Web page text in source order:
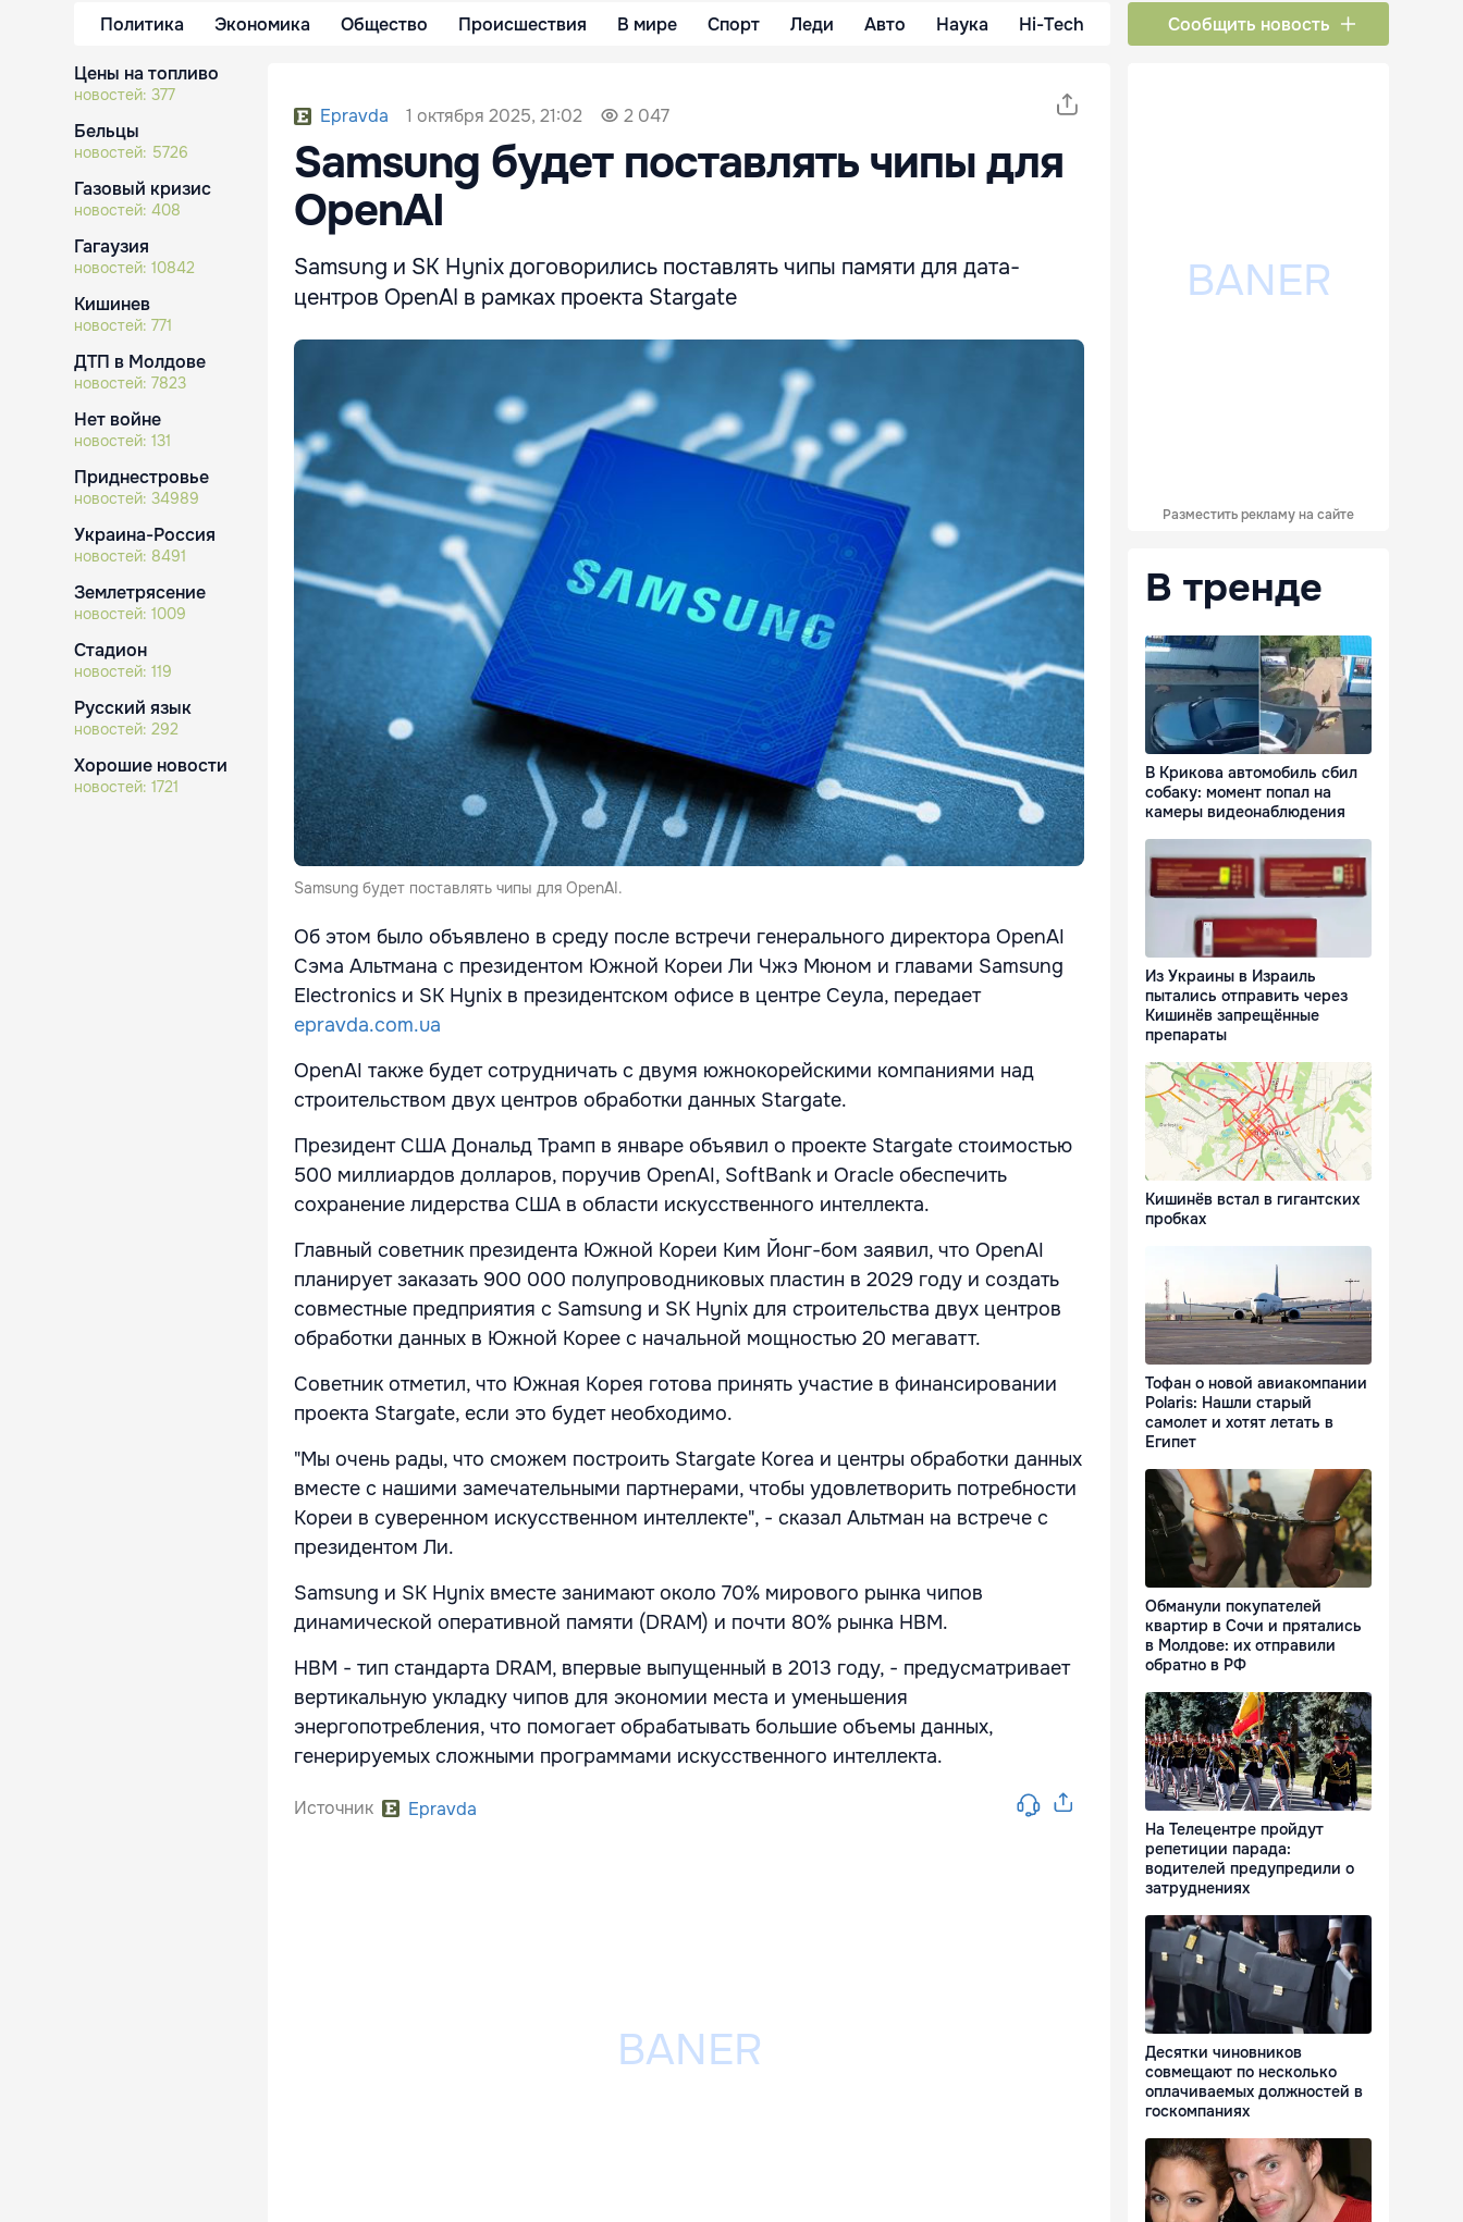
Политика Экономика Общество Происшествия В мире Спорт Леди Авто Наука Hi-Tech Сообщить новость
Цены на топливо
новостей: 377
Бельцы
новостей: 5726
Газовый кризис
новостей: 408
Гагаузия
новостей: 10842
Кишинев
новостей: 771
ДТП в Молдове
новостей: 7823
Нет войне
новостей: 131
Приднестровье
новостей: 34989
Украина-Россия
новостей: 8491
Землетрясение
новостей: 1009
Стадион
новостей: 119
Русский язык
новостей: 292
Хорошие новости
новостей: 1721
Epravda 1 октября 2025, 21:02 2 047
Samsung будет поставлять чипы для
OpenAI
Samsung и SK Hynix договорились поставлять чипы памяти для дата-
центров OpenAI в рамках проекта Stargate
Samsung будет поставлять чипы для OpenAI.
Об этом было объявлено в среду после встречи генерального директора OpenAI
Сэма Альтмана с президентом Южной Кореи Ли Чжэ Мюном и главами Samsung
Electronics и SK Hynix в президентском офисе в центре Сеула, передает
epravda.com.ua
OpenAI также будет сотрудничать с двумя южнокорейскими компаниями над
строительством двух центров обработки данных Stargate.
Президент США Дональд Трамп в январе объявил о проекте Stargate стоимостью
500 миллиардов долларов, поручив OpenAI, SoftBank и Oracle обеспечить
сохранение лидерства США в области искусственного интеллекта.
Главный советник президента Южной Кореи Ким Йонг-бом заявил, что OpenAI
планирует заказать 900 000 полупроводниковых пластин в 2029 году и создать
совместные предприятия с Samsung и SK Hynix для строительства двух центров
обработки данных в Южной Корее с начальной мощностью 20 мегаватт.
Советник отметил, что Южная Корея готова принять участие в финансировании
проекта Stargate, если это будет необходимо.
"Мы очень рады, что сможем построить Stargate Korea и центры обработки данных
вместе с нашими замечательными партнерами, чтобы удовлетворить потребности
Кореи в суверенном искусственном интеллекте", - сказал Альтман на встрече с
президентом Ли.
Samsung и SK Hynix вместе занимают около 70% мирового рынка чипов
динамической оперативной памяти (DRAM) и почти 80% рынка HBM.
HBM - тип стандарта DRAM, впервые выпущенный в 2013 году, - предусматривает
вертикальную укладку чипов для экономии места и уменьшения
энергопотребления, что помогает обрабатывать большие объемы данных,
генерируемых сложными программами искусственного интеллекта.
Источник Epravda
Разместить рекламу на сайте
В тренде
В Крикова автомобиль сбил
собаку: момент попал на
камеры видеонаблюдения
Из Украины в Израиль
пытались отправить через
Кишинёв запрещённые
препараты
Кишинёв встал в гигантских
пробках
Тофан о новой авиакомпании
Polaris: Нашли старый
самолет и хотят летать в
Египет
Обманули покупателей
квартир в Сочи и прятались
в Молдове: их отправили
обратно в РФ
На Телецентре пройдут
репетиции парада:
водителей предупредили о
затруднениях
Десятки чиновников
совмещают по несколько
оплачиваемых должностей в
госкомпаниях